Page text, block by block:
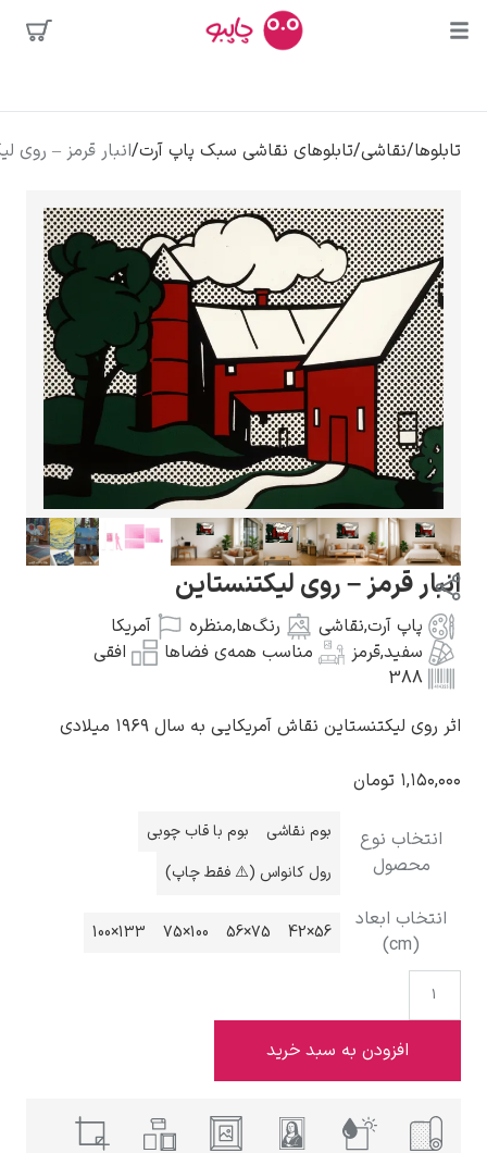
دالی
کالوا
محبوب‌ترین
هنرمندان
کلود مونه
ونسان ون گوگ
گوستاو کلیمت
ادوارد مونک
کامی پیسارو
ادوارد هاپر
نقاشی/تابلوهای نقاشی سبک پاپ آرت/ انبار قرمز – روی لیکتنستاین
قرمز – روی لیکتنستاین
آرت,نقاشی رنگ‌ها,منظره
آمریکا
,قرمز مناسب همه‌ی فضاها
افقی
نقاش آمریکایی به سال ۱۹۶۹ میلادی
تومان
نوع
بوم نقاشی
بوم با قاب چوبی
رول کانواس (⚠️ فقط چاپ)
ابعاد
56×42
75×56
100×75
133×100
افزودن به سبد خرید